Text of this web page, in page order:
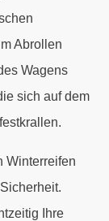
Abrollen
Wagens
sich auf dem
Winterreifen
Ihre